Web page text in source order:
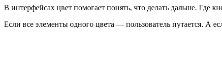
В интерфейсах цвет помогает понять, что делать дальше. Где
Если все элементы одного цвета — пользователь путается. А